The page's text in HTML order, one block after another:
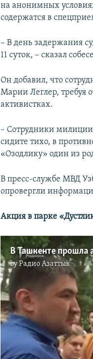
на анонимных
содержатся в
– В день задержания
11 суток, – сказал
Он добавил, что
Марии Леглер, требуя
активистках.
– Сотрудники милиции
сидите тихо, в
«Озодлику» один из
В пресс-службе МВД
опровергли
Акция в парке
byРадио Азаттык